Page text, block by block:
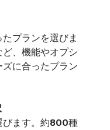
プランを選びま
、機能やオプシ
に合ったプラン
びます。約800種